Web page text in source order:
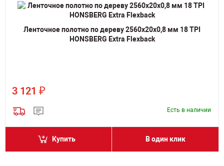
Ленточное полотно по дереву 2560х20х0,8 мм 18 TPI
HONSBERG Extra Flexback
3 121 ₽
Есть в наличии
Купить В один клик